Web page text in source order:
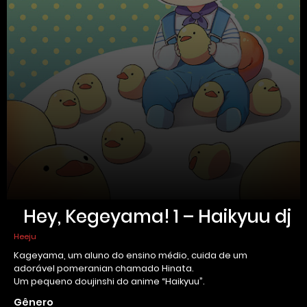
Hey, Kegeyama! 1 – Haikyuu dj
Heeju
Kageyama, um aluno do ensino médio, cuida de um
adorável pomeranian chamado Hinata.
Um pequeno doujinshi do anime “Haikyuu”.
Gênero